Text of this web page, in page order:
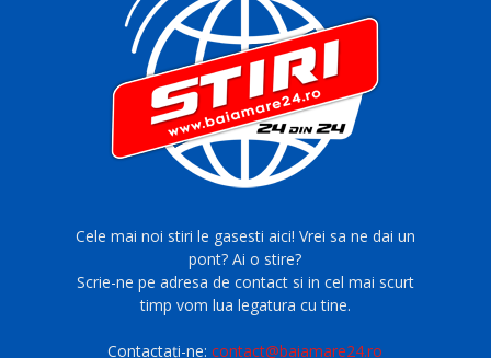
Cele mai noi stiri le gasesti aici! Vrei sa ne dai un
pont? Ai o stire?
Scrie-ne pe adresa de contact si in cel mai scurt
timp vom lua legatura cu tine.
Contactați-ne:contact@baiamare24.ro